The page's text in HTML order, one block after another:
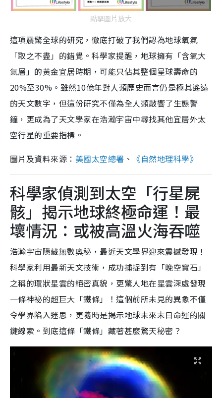
點擊圖片放大
這項震驚全球的研究，徹底打破了我們認為地球氧氣
「取之不盡」的錯覺。科學家提醒，地球擁有「含氧大
氣層」的黃金宜居時期，可能只佔其整個星球壽命的
20%至30%。雖然10億年對人類歷史而言仍是極其遙遠
的天文數字，但這份研究不僅為全人類敲響了生態警
鐘，更成為了天文學家在浩瀚宇宙中尋找其他宜居外太
空行星的重要指標。
圖片及資料來源： 美國太空總署 、 《自然地理科學》
科學家偵測到太空「行星屍
骸」揭示地球終極命運！最
壞情況：或被高溫火海吞噬
浩瀚宇宙隱藏無數奧秘，最近天文學界迎來震撼發現！
科學家利用最新天文技術，成功捕捉到有「晚空寶石」
之稱的環狀星雲的絕密真貌，更驚人地在星雲深處發現
一條神祕的超巨大「鐵條」！這個前所未見的異象不僅
令學界陷入迷思，更隨時是揭示地球未來末日命運的關
鍵線索。到底這條「鐵條」藏著甚麼驚天秘密？